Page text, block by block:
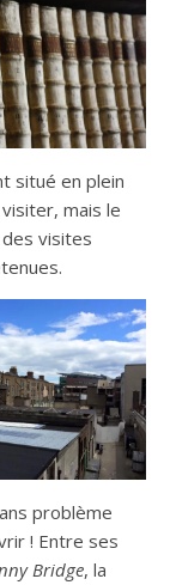
situé en plein
mais le
visites
problème
! Entre ses
Bridge, la